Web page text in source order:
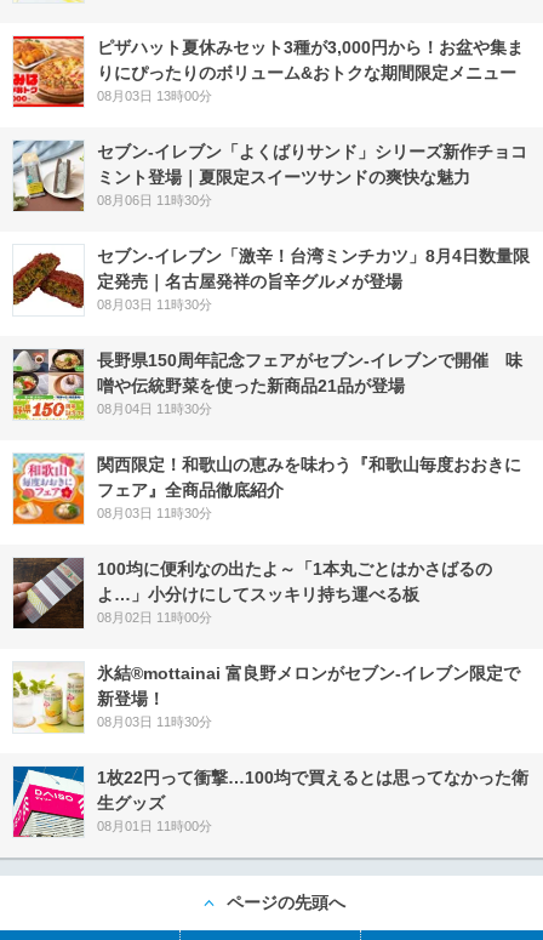
ピザハット夏休みセット3種が3,000円から！お盆や集ま
りにぴったりのボリューム&おトクな期間限定メニュー
08月03日 13時00分
セブン‐イレブン「よくばりサンド」シリーズ新作チョコ
ミント登場｜夏限定スイーツサンドの爽快な魅力
08月06日 11時30分
セブン-イレブン「激辛！台湾ミンチカツ」8月4日数量限
定発売｜名古屋発祥の旨辛グルメが登場
08月03日 11時30分
長野県150周年記念フェアがセブン-イレブンで開催 味
噌や伝統野菜を使った新商品21品が登場
08月04日 11時30分
関西限定！和歌山の恵みを味わう『和歌山毎度おおきに
フェア』全商品徹底紹介
08月03日 11時30分
100均に便利なの出たよ～「1本丸ごとはかさばるの
よ…」小分けにしてスッキリ持ち運べる板
08月02日 11時00分
氷結®mottainai 富良野メロンがセブン‐イレブン限定で
新登場！
08月03日 11時30分
1枚22円って衝撃…100均で買えるとは思ってなかった衛
生グッズ
08月01日 11時00分
ページの先頭へ